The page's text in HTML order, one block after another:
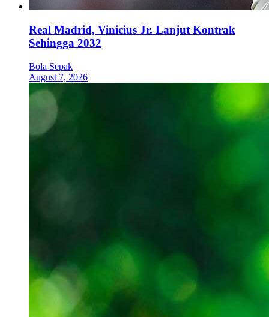
Real Madrid, Vinicius Jr. Lanjut Kontrak
Sehingga 2032
Bola Sepak
August 7, 2026